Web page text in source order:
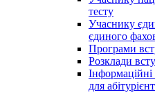
тесту
Учаснику
єдиного
Програми
Розклади
Інформаційні
для